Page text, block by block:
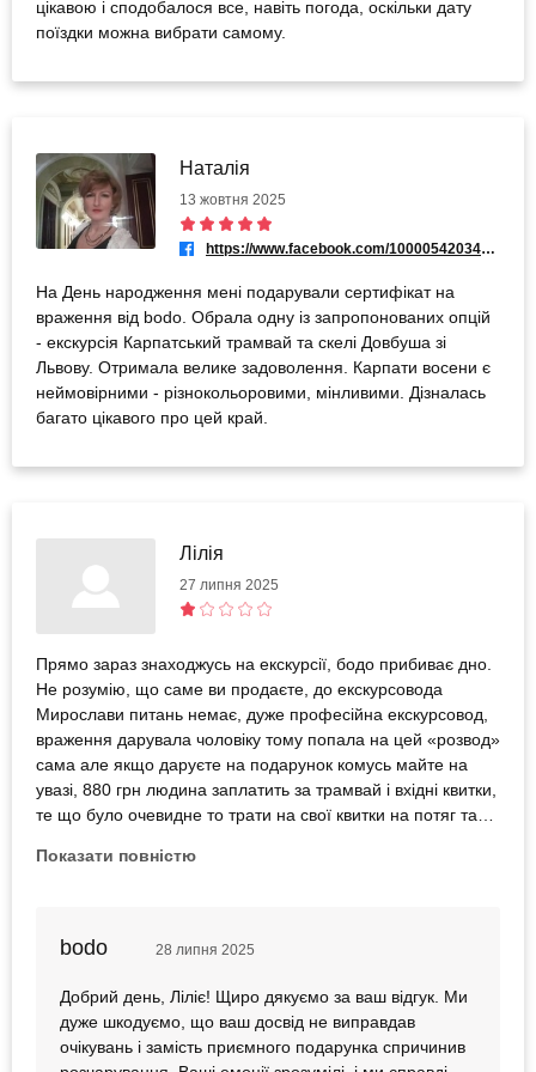
цікавою і сподобалося все, навіть погода, оскільки дату
поїздки можна вибрати самому.
Наталія
13 жовтня 2025
https://www.facebook.com/100005420341851
На День народження мені подарували сертифікат на
враження від bodo. Обрала одну із запропонованих опцій
- екскурсія Карпатський трамвай та скелі Довбуша зі
Львову. Отримала велике задоволення. Карпати восени є
неймовірними - різнокольоровими, мінливими. Дізналась
багато цікавого про цей край.
Лілія
27 липня 2025
Прямо зараз знаходжусь на екскурсії, бодо прибиває дно.
Не розумію, що саме ви продаєте, до екскурсовода
Мирослави питань немає, дуже професійна екскурсовод,
враження дарувала чоловіку тому попала на цей «розвод»
сама але якщо даруєте на подарунок комусь майте на
увазі, 880 грн людина заплатить за трамвай і вхідні квитки,
те що було очевидне то трати на свої квитки на потяг та
здайте 880грн 🤌🏻 то що тут від бодо? Ці «незабутні»
настрій замість подарунку вражень.
Показати повністю
bodo 28 липня 2025
Добрий день, Ліліє! Щиро дякуємо за ваш відгук. Ми
дуже шкодуємо, що ваш досвід не виправдав
очікувань і замість приємного подарунка спричинив